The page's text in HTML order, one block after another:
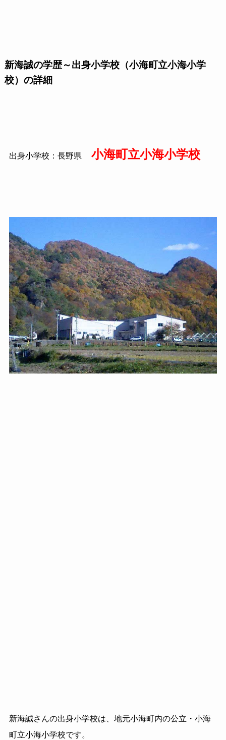
新海誠の学歴～出身小学校（小海町立小海小学
校）の詳細
出身小学校：長野県 小海町立小海小学校
新海誠さんの出身小学校は、地元小海町内の公立・小海
町立小海小学校です。